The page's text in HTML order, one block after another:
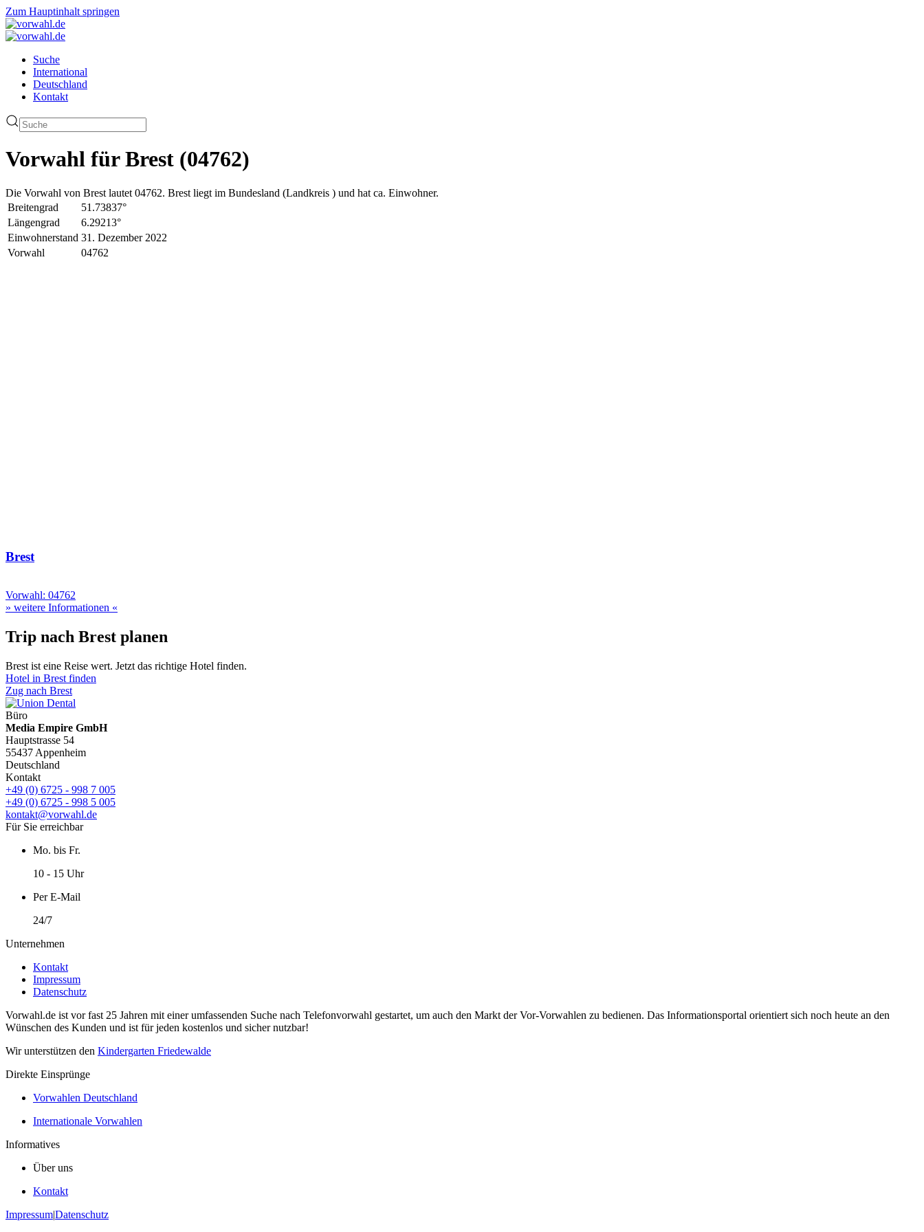
Zum Hauptinhalt springen
Suche
International
Deutschland
Kontakt
Vorwahl für Brest (04762)
Die Vorwahl von Brest lautet 04762. Brest liegt im Bundesland (Landkreis ) und hat ca. Einwohner.
Breitengrad
51.73837°
Längengrad
6.29213°
Einwohnerstand 31. Dezember 2022
Vorwahl
04762
Brest
Vorwahl: 04762
» weitere Informationen «
Trip nach Brest planen
Brest ist eine Reise wert. Jetzt das richtige Hotel finden.
Hotel in Brest finden
Zug nach Brest
Büro
Media Empire GmbH
Hauptstrasse 54
55437 Appenheim
Deutschland
Kontakt
+49 (0) 6725 - 998 7 005
+49 (0) 6725 - 998 5 005
kontakt@vorwahl.de
Für Sie erreichbar
Mo. bis Fr.
10 - 15 Uhr
Per E-Mail
24/7
Unternehmen
Kontakt
Impressum
Datenschutz
Vorwahl.de ist vor fast 25 Jahren mit einer umfassenden Suche nach Telefonvorwahl gestartet, um auch den Markt der Vor-Vorwahlen zu bedienen. Das Informationsportal orientiert sich noch heute an den
Wünschen des Kunden und ist für jeden kostenlos und sicher nutzbar!
Wir unterstützen den Kindergarten Friedewalde
Direkte Einsprünge
Vorwahlen Deutschland
Internationale Vorwahlen
Informatives
Über uns
Kontakt
Impressum|Datenschutz